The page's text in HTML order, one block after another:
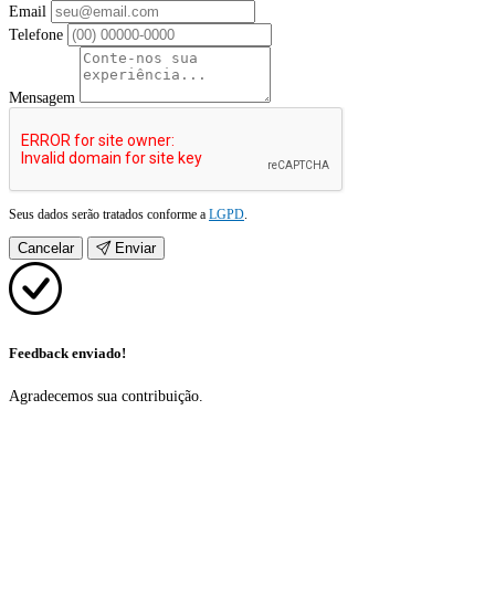
Email
Telefone
Mensagem
Seus dados serão tratados conforme a LGPD.
Cancelar Enviar
Feedback enviado!
Agradecemos sua contribuição.